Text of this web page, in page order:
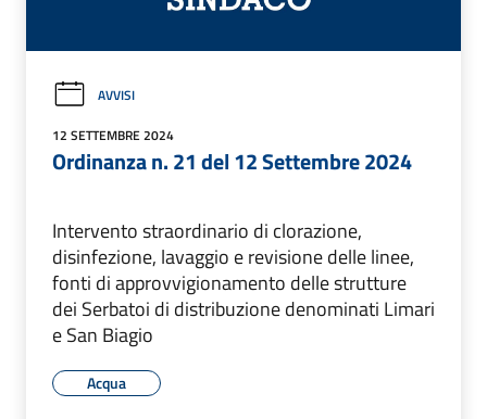
AVVISI
12 SETTEMBRE 2024
Ordinanza n. 21 del 12 Settembre 2024
Intervento straordinario di clorazione,
disinfezione, lavaggio e revisione delle linee,
fonti di approvvigionamento delle strutture
dei Serbatoi di distribuzione denominati Limari
e San Biagio
Acqua